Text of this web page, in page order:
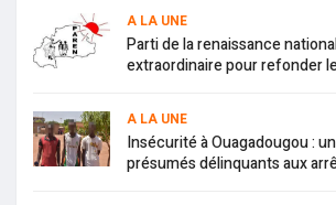
A LA UNE
Parti de la renaissance
extraordinaire pour refonder
A LA UNE
Insécurité à Ouagadougou :
présumés délinquants aux